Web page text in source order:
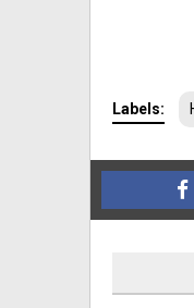
Labels: